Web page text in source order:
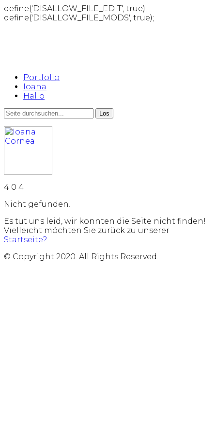
define('DISALLOW_FILE_EDIT', true);
define('DISALLOW_FILE_MODS', true);
Portfolio
Ioana
Hallo
4 0 4
Nicht gefunden!
Es tut uns leid, wir konnten die Seite nicht finden!
Vielleicht möchten Sie zurück zu unserer
Startseite?
© Copyright 2020. All Rights Reserved.